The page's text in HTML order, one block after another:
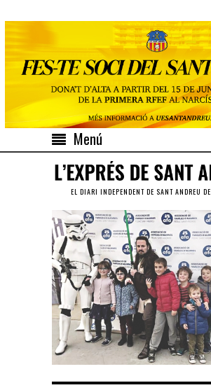
Menú
EL DIARI INDEPENDENT DE SANT ANDREU